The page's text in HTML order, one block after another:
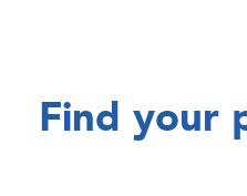
Find your